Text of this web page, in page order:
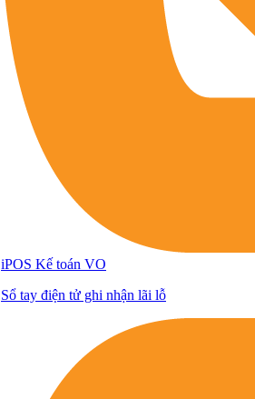
iPOS Kế toán VO
Sổ tay điện tử ghi nhận lãi lỗ